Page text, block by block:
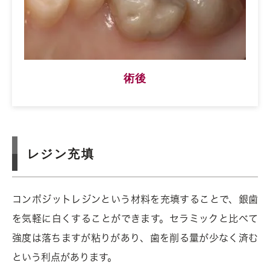
術後
レジン充填
コンポジットレジンという材料を充填することで、銀歯
を気軽に白くすることができます。セラミックと比べて
強度は落ちますが粘りがあり、歯を削る量が少なく済む
という利点があります。